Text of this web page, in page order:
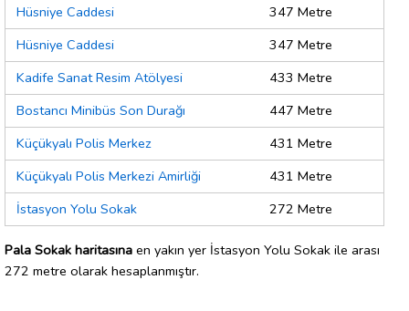
Hüsniye Caddesi
347 Metre
Hüsniye Caddesi
347 Metre
Kadife Sanat Resim Atölyesi
433 Metre
Bostancı Minibüs Son Durağı
447 Metre
Küçükyalı Polis Merkez
431 Metre
Küçükyalı Polis Merkezi Amirliği
431 Metre
İstasyon Yolu Sokak
272 Metre
Pala Sokak haritasına en yakın yer İstasyon Yolu Sokak ile arası
272 metre olarak hesaplanmıştır.